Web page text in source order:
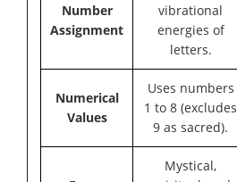
Number
Assignment
vibrational
energies of
letters.
Numerical
Values
Uses numbers
1 to 8 (excludes
9 as sacred).
Mystical,